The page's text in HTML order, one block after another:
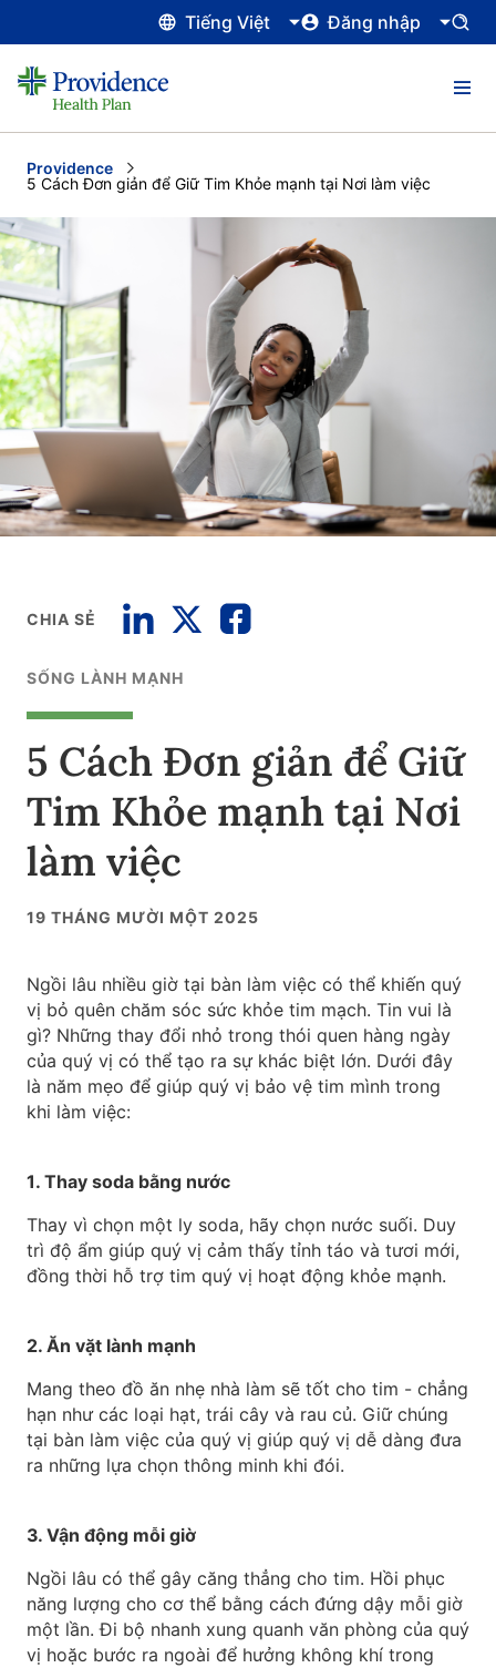
Tiếng Việt Đăng nhập
Providence
Current:
5 Cách Đơn giản để Giữ Tim Khỏe mạnh tại Nơi làm việc
CHIA SẺ
SỐNG LÀNH MẠNH
5 Cách Đơn giản để Giữ
Tim Khỏe mạnh tại Nơi
làm việc
19 THÁNG MƯỜI MỘT 2025
Ngồi lâu nhiều giờ tại bàn làm việc có thể khiến quý
vị bỏ quên chăm sóc sức khỏe tim mạch. Tin vui là
gì? Những thay đổi nhỏ trong thói quen hàng ngày
của quý vị có thể tạo ra sự khác biệt lớn. Dưới đây
là năm mẹo để giúp quý vị bảo vệ tim mình trong
khi làm việc:
1. Thay soda bằng nước
Thay vì chọn một ly soda, hãy chọn nước suối. Duy
trì độ ẩm giúp quý vị cảm thấy tỉnh táo và tươi mới,
đồng thời hỗ trợ tim quý vị hoạt động khỏe mạnh.
2. Ăn vặt lành mạnh
Mang theo đồ ăn nhẹ nhà làm sẽ tốt cho tim - chẳng
hạn như các loại hạt, trái cây và rau củ. Giữ chúng
tại bàn làm việc của quý vị giúp quý vị dễ dàng đưa
ra những lựa chọn thông minh khi đói.
3. Vận động mỗi giờ
Ngồi lâu có thể gây căng thẳng cho tim. Hồi phục
năng lượng cho cơ thể bằng cách đứng dậy mỗi giờ
một lần. Đi bộ nhanh xung quanh văn phòng của quý
vị hoặc bước ra ngoài để hưởng không khí trong